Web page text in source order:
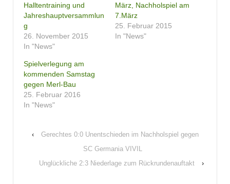
Halltentraining und
Jahreshauptversammlun
g
26. November 2015
In "News"
März, Nachholspiel am
7.März
25. Februar 2015
In "News"
Spielverlegung am
kommenden Samstag
gegen Merl-Bau
25. Februar 2016
In "News"
‹
Gerechtes 0:0 Unentschieden im Nachholspiel gegen
SC Germania VIVIL
Unglückliche 2:3 Niederlage zum Rückrundenauftakt
›